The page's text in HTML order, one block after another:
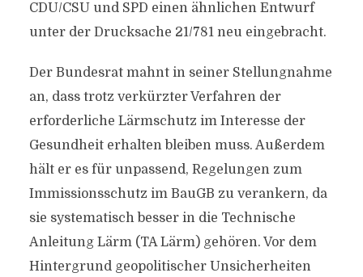
CDU/CSU und SPD einen ähnlichen Entwurf
unter der Drucksache 21/781 neu eingebracht.
Der Bundesrat mahnt in seiner Stellungnahme
an, dass trotz verkürzter Verfahren der
erforderliche Lärmschutz im Interesse der
Gesundheit erhalten bleiben muss. Außerdem
hält er es für unpassend, Regelungen zum
Immissionsschutz im BauGB zu verankern, da
sie systematisch besser in die Technische
Anleitung Lärm (TA Lärm) gehören. Vor dem
Hintergrund geopolitischer Unsicherheiten